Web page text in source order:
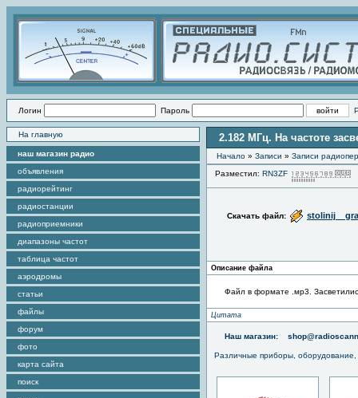
Логин Пароль
На главную
наш магазин радио
объявления
радиорейтинг
радиостанции
радиоприемники
диапазоны частот
таблица частот
аэродромы
статьи
файлы
форум
фото
карта сайта
поиск
2.182 МГц. На частоте
Начало » Записи » Записи
Разместил: RN3ZF
Скачать файл:
Описание файла
Файл в формате .мр3.
Цитата
Наш магазин:
Различные приборы,